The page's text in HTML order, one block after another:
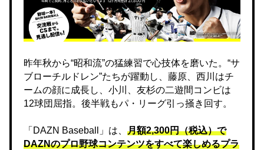
昨年秋から“昭和流”の猛練習で心技体を磨いた。“サ
ブローチルドレン”たちが躍動し、藤原、西川はチ
ームの顔に成長し、小川、友杉の二遊間コンビは
12球団屈指。後半戦もパ・リーグ引っ掻き回す。
「DAZN Baseball」は、 月額2,300円（税込）で
DAZNのプロ野球コンテンツをすべて楽しめるプラ